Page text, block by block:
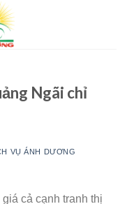
Ngãi chỉ
VỤ ÁNH DƯƠNG
cả cạnh tranh thị